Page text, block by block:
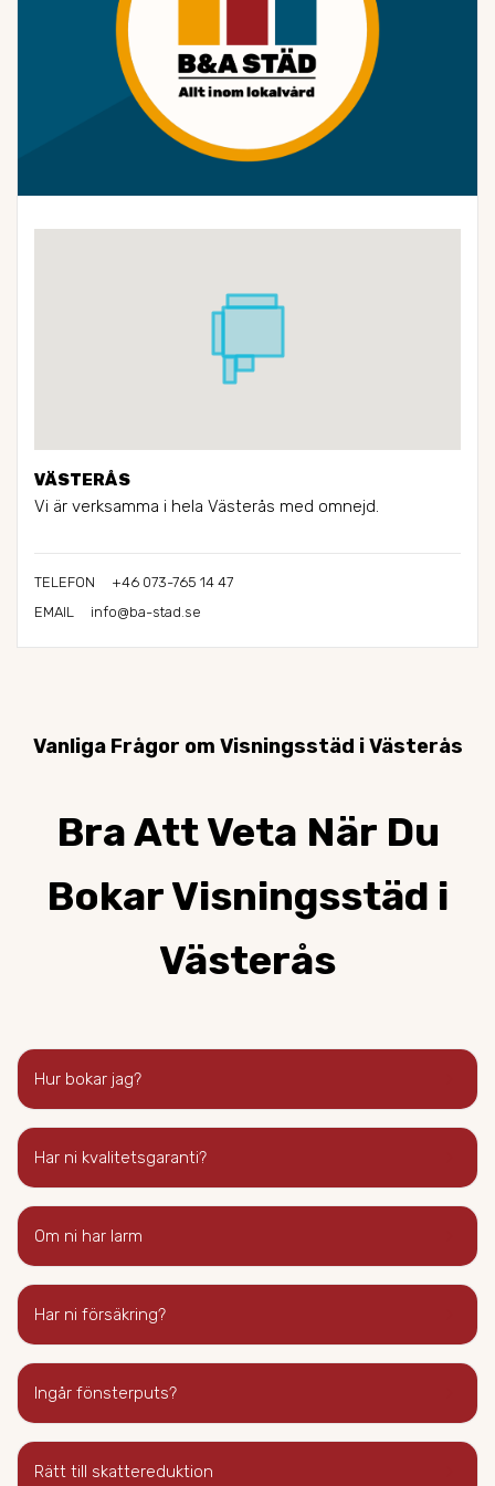
VÄSTERÅS
Vi är verksamma i hela Västerås med omnejd.
TELEFON
+46 073-765 14 47
EMAIL
info@ba-stad.se
Vanliga Frågor om Visningsstäd i Västerås
Bra Att Veta När Du
Bokar Visningsstäd i
Västerås
Hur bokar jag?
Har ni kvalitetsgaranti?
Om ni har larm
Har ni försäkring?
Ingår fönsterputs?
Rätt till skattereduktion